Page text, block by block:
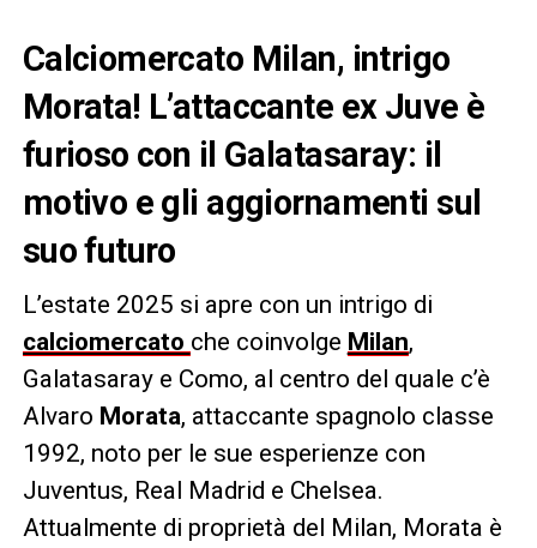
Calciomercato Milan, intrigo
Morata! L’attaccante ex Juve è
furioso con il Galatasaray: il
motivo e gli aggiornamenti sul
suo futuro
L’estate 2025 si apre con un intrigo di
calciomercato che coinvolge Milan,
Galatasaray e Como, al centro del quale c’è
Alvaro Morata, attaccante spagnolo classe
1992, noto per le sue esperienze con
Juventus, Real Madrid e Chelsea.
Attualmente di proprietà del Milan, Morata è